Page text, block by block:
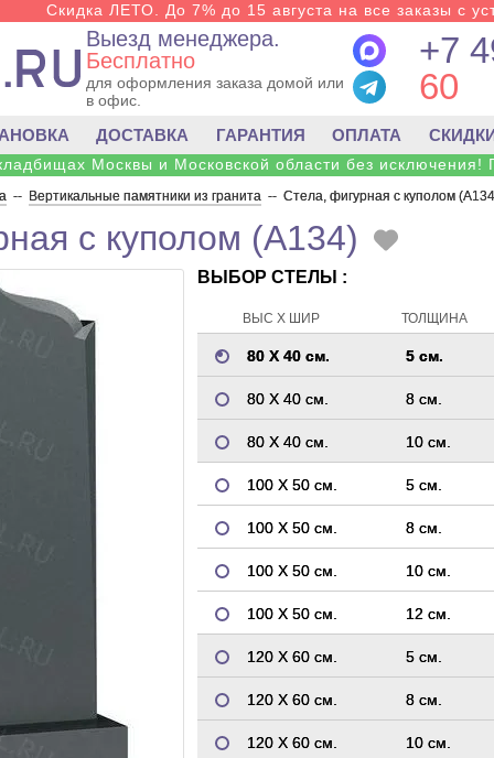
Скидка ЛЕТО. До 7% до 15 августа на все заказы с
Выезд менеджера.
Бесплатно
для оформления заказа домой или
в офис.
+7
60
ДОСТАВКА ГАРАНТИЯ ОПЛАТА
Москвы и Московской области без исключения!
-- Вертикальные памятники из гранита -- Стела, фигурная с куполом
с куполом (A134)
ВЫБОР СТЕЛЫ :
ВЫС Х ШИР ТОЛЩИНА
80 Х 40 см. 5 см.
80 Х 40 см. 8 см.
80 Х 40 см. 10 см.
100 Х 50 см. 5 см.
100 Х 50 см. 8 см.
100 Х 50 см. 10 см.
100 Х 50 см. 12 см.
120 Х 60 см. 5 см.
120 Х 60 см. 8 см.
120 Х 60 см. 10 см.